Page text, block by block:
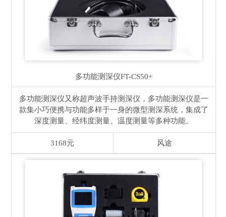
多功能测深仪FT-CS50+
多功能测深仪又称超声波手持测深仪，多功能测深仪是一
款集小巧便携与功能多样于一身的微型测深系统，集成了
深度测量、经纬度测量、温度测量等多种功能。
3168元 风途